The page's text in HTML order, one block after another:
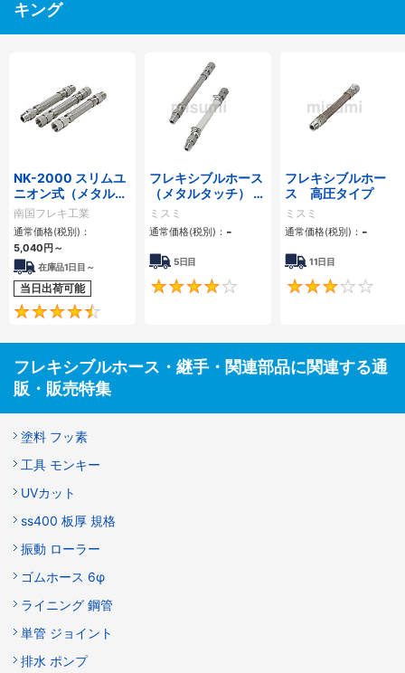
キング
NK-2000 スリムユ
ニオン式（メタルタ
ッチ）フレキシブル
ホース
南国フレキ工業
通常価格(税別)：
5,040円～
在庫品1日目～
当日出荷可能
フレキシブルホース
（メタルタッチ） ー
中圧タイプー
ミスミ
通常価格(税別)： -
5日目
4.2
フレキシブルホー
ス 高圧タイプ
ミスミ
通常価格(税別)： -
11日目
フレキシブルホース・継手・関連部品に関連する通
販・販売特集
塗料 フッ素
工具 モンキー
UVカット
ss400 板厚 規格
振動 ローラー
ゴムホース 6φ
ライニング 鋼管
単管 ジョイント
排水 ポンプ